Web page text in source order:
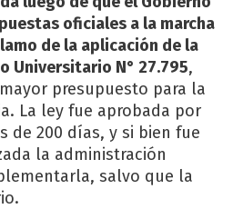
oficiales a la marcha
de la aplicación de la
Universitario N° 27.795,
presupuesto para la
La ley fue aprobada por
de 200 días, y si bien fue
la administración
salvo que la